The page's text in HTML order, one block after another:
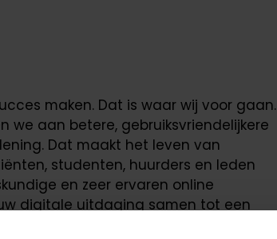
maken. Dat is waar wij voor gaan.
we aan betere, gebruiksvriendelijkere
Dat maakt het leven van
studenten, huurders en leden
en zeer ervaren online
digitale uitdaging samen tot een